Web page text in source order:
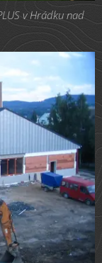
v Hrádku nad